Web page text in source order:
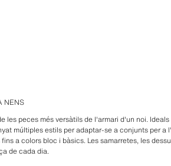
NENS
les peces més versàtils de l'armari d'un noi.
múltiples estils per adaptar-se a conjunts per
a colors bloc i bàsics. Les samarretes, les
de cada dia.